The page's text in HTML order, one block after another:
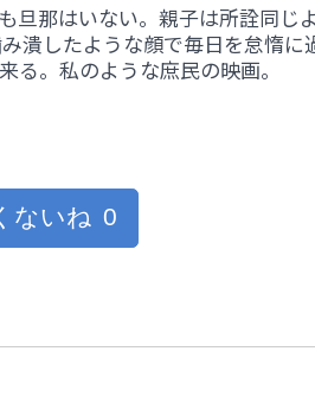
旦那はいない。親子は所詮同じ
潰したような顔で毎日を怠惰に
。私のような庶民の映画。
ないね 0